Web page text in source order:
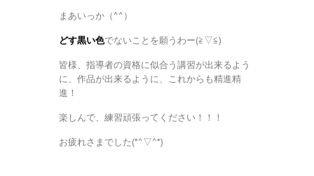
まあいっか（^^）
どす黒い色でないことを願うわー(≧▽≦)
皆様、指導者の資格に似合う講習が出来るよう
に、作品が出来るように、これからも精進精
進！
楽しんで、練習頑張ってください！！！
お疲れさまでした(*^▽^*)